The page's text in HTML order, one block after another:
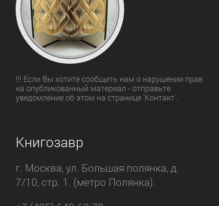
!!! Если Вы хотите сообщить нам о нарушении прав
на опубликованный материал - отправьте
уведомление об этом на странице 'Контакт'.
Книгозавр
г. Москва, ул. Большая полянка, д.
7/10, стр. 1. (метро Полянка).